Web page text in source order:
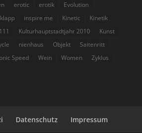
erotic erotik
Evolution
inspire me Kinetic
Kinetik
Kulturhauptstadtjahr 2010
Kunst
nienhaus Objekt
Saitenritt
Speed Wein Women Zyklus
Datenschutz Impressum